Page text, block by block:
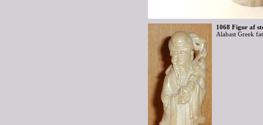
1068 Figur af
Alabast Greek